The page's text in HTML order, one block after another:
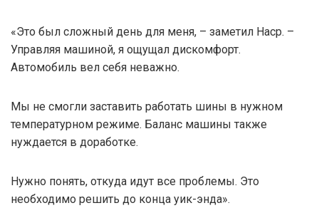
«Это был сложный день для меня, – заметил Наср. –
Управляя машиной, я ощущал дискомфорт.
Автомобиль вел себя неважно.
Мы не смогли заставить работать шины в нужном
температурном режиме. Баланс машины также
нуждается в доработке.
Нужно понять, откуда идут все проблемы. Это
необходимо решить до конца уик-энда».